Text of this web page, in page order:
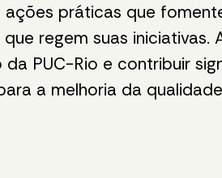
práticas que
regem suas iniciativas.
PUC-Rio e contribuir
a melhoria da